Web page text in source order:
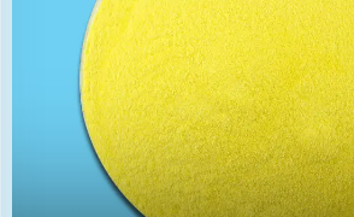
Może skutecznie zabijać
bakterie w basenie, bez
zanieczyszczenia
utrzymywać wodę